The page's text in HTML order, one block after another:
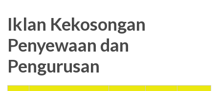
Iklan Kekosongan
Penyewaan dan
Pengurusan